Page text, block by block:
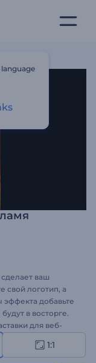
ваш
свой логотип, а
добавьте
в восторге.
для веб-
и
- добавьте своему
1:1